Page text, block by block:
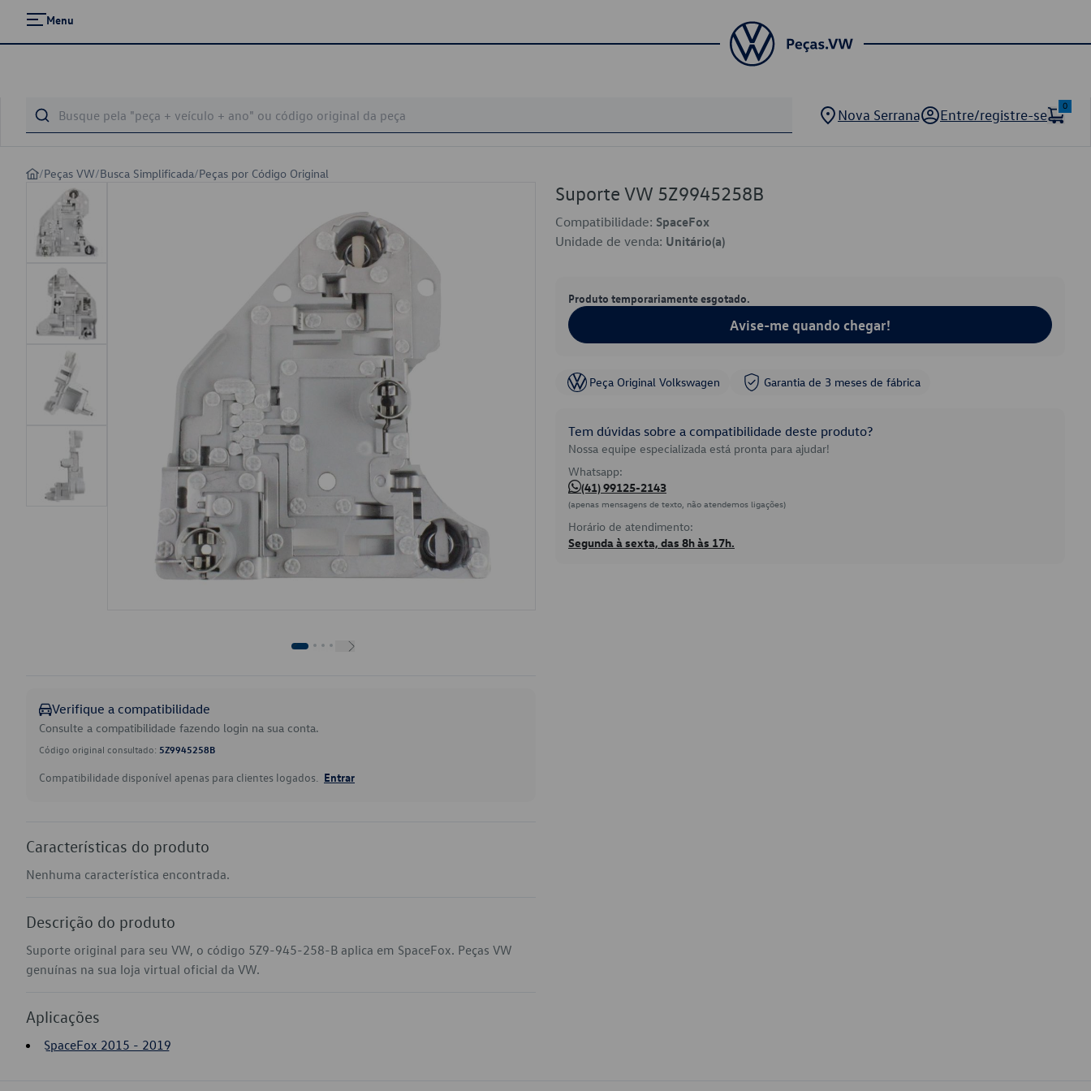
Menu
Nova Serrana Entre/registre-se
0
/Peças VW/Busca Simplificada/Peças por Código Original
Verifique a compatibilidade
Consulte a compatibilidade fazendo login na sua conta.
Código original consultado: 5Z9945258B
Compatibilidade disponível apenas para clientes logados. Entrar
Características do produto
Nenhuma característica encontrada.
Descrição do produto
Suporte original para seu VW, o código 5Z9-945-258-B aplica em SpaceFox. Peças VW
genuínas na sua loja virtual oficial da VW.
Aplicações
SpaceFox 2015 - 2019
Suporte VW 5Z9945258B
Compatibilidade: SpaceFox
Unidade de venda: Unitário(a)
Produto temporariamente esgotado.
Avise-me quando chegar!
Peça Original Volkswagen Garantia de 3 meses de fábrica
Tem dúvidas sobre a compatibilidade deste produto?
Nossa equipe especializada está pronta para ajudar!
Whatsapp:
(41) 99125-2143
(apenas mensagens de texto, não atendemos ligações)
Horário de atendimento:
Segunda à sexta, das 8h às 17h.